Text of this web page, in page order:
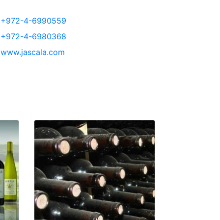
+972-4-6990559
+972-4-6980368
www.jascala.com